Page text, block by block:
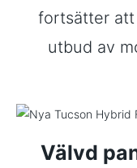
fortsätter att
utbud av
Välvd